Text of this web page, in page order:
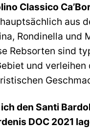
Classico
aus
Rondinella und
Rebsorten sind
und verleihen
den Santi
DOC 2021